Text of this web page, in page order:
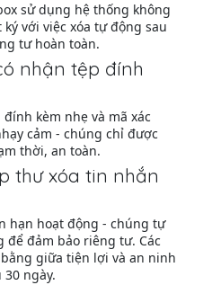
sử dụng hệ thống không
với việc xóa tự động sau
tư hoàn toàn.
nhận tệp đính
kèm nhẹ và mã xác
cảm - chúng chỉ được
thời, an toàn.
thư xóa tin nhắn
hạn hoạt động - chúng tự
đảm bảo riêng tư. Các
giữa tiện lợi và an ninh
ngày.